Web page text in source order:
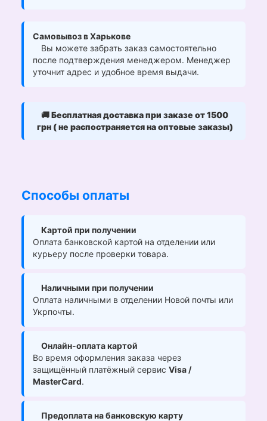
Самовывоз в Харькове
Вы можете забрать заказ самостоятельно
после подтверждения менеджером. Менеджер
уточнит адрес и удобное время выдачи.
🚚Бесплатная доставка при заказе от 1500
грн ( не распостраняется на оптовые заказы)
Способы оплаты
Картой при получении
Оплата банковской картой на отделении или
курьеру после проверки товара.
Наличными при получении
Оплата наличными в отделении Новой почты или
Укрпочты.
Онлайн-оплата картой
Во время оформления заказа через
защищённый платёжный сервис Visa /
MasterCard.
Предоплата на банковскую карту